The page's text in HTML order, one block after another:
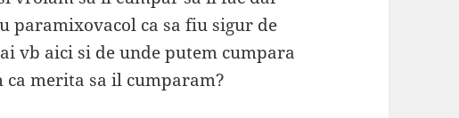
paramixovacol ca sa fiu sigur de
vb aici si de unde putem cumpara
ca merita sa il cumparam?